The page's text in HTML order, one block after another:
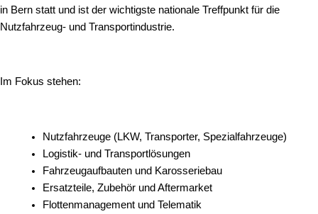
in Bern statt und ist der wichtigste nationale Treffpunkt für die
Nutzfahrzeug- und Transportindustrie.
Im Fokus stehen:
Nutzfahrzeuge (LKW, Transporter, Spezialfahrzeuge)
Logistik- und Transportlösungen
Fahrzeugaufbauten und Karosseriebau
Ersatzteile, Zubehör und Aftermarket
Flottenmanagement und Telematik